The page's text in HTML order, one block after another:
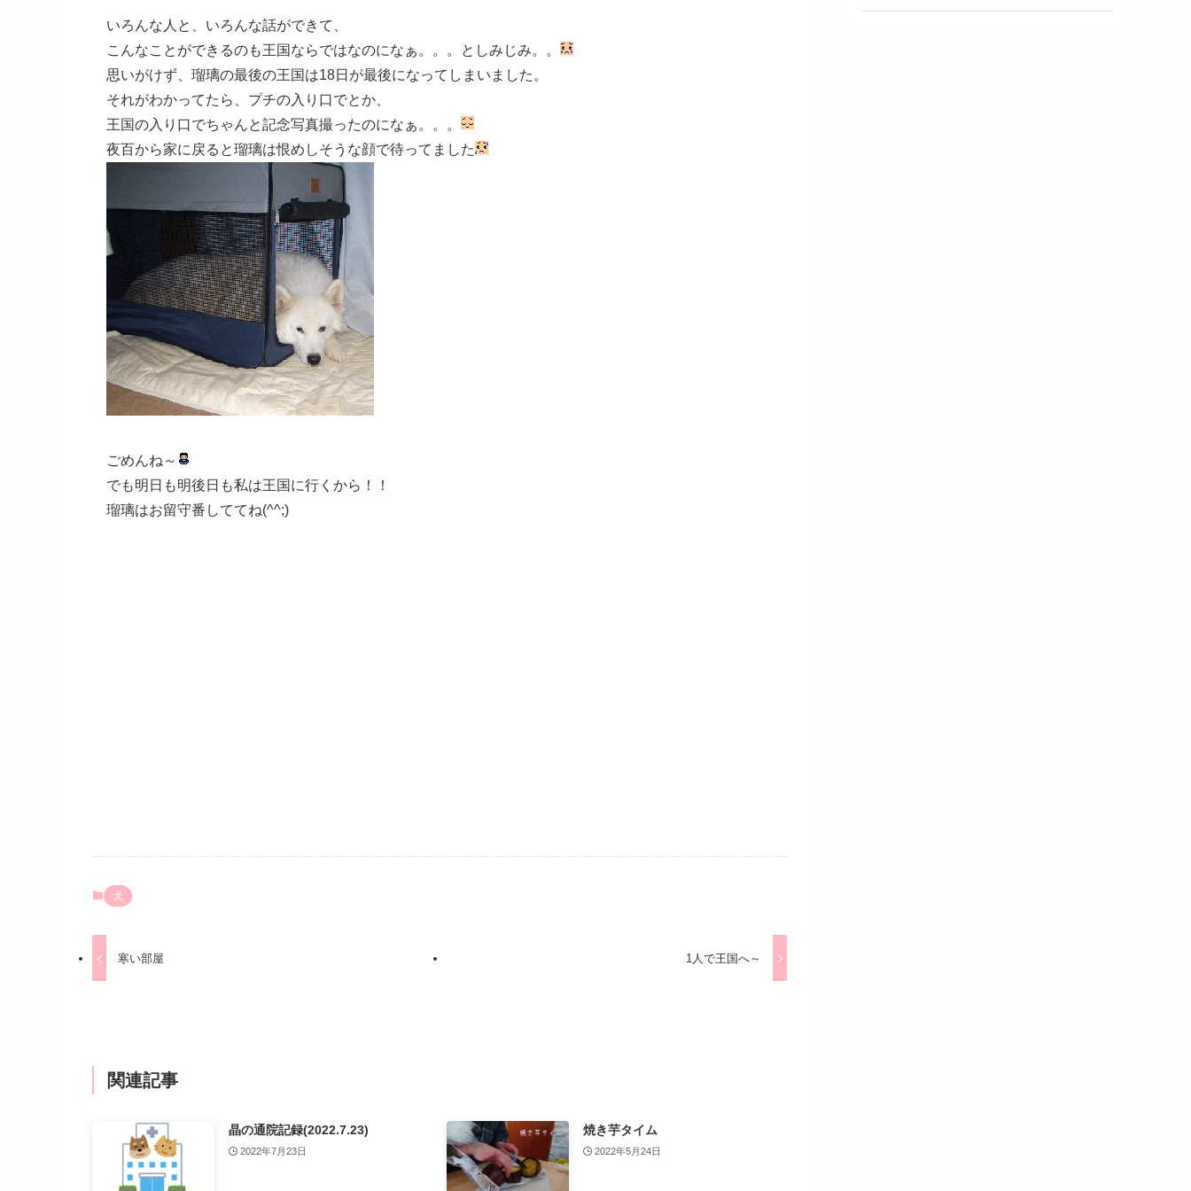
いろんな人と、いろんな話ができて、
こんなことができるのも王国ならではなのになぁ。。。としみじみ。。
思いがけず、瑠璃の最後の王国は18日が最後になってしまいました。
それがわかってたら、プチの入り口でとか、
王国の入り口でちゃんと記念写真撮ったのになぁ。。。
夜百から家に戻ると瑠璃は恨めしそうな顔で待ってました
ごめんね～
でも明日も明後日も私は王国に行くから！！
瑠璃はお留守番しててね(^^;)
犬
寒い部屋 1人で王国へ～
関連記事
晶の通院記録(2022.7.23)
2022年7月23日
焼き芋タイム
2022年5月24日